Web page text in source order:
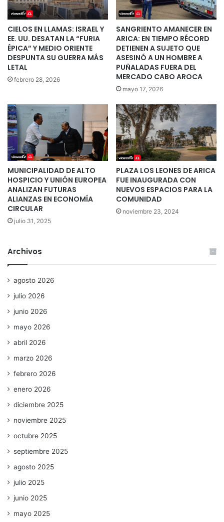
CIELOS EN LLAMAS: ISRAEL Y
EE. UU. DESATAN LA “FURIA
ÉPICA” Y MEDIO ORIENTE
DESPUNTA SU GUERRA MÁS
LETAL
febrero 28, 2026
SANGRIENTO AMANECER EN
ARICA: EN TIEMPO RÉCORD
DETIENEN A SUJETO QUE
ASESINÓ A UN HOMBRE A
PUÑALADAS FUERA DEL
MERCADO CABO AROCA
mayo 17, 2026
MUNICIPALIDAD DE ALTO
HOSPICIO Y UNIÓN EUROPEA
ANALIZAN FUTURAS
ALIANZAS EN ECONOMÍA
CIRCULAR
julio 31, 2025
PLAZA LOS LEONES DE ARICA
FUE INAUGURADA CON
NUEVOS ESPACIOS PARA LA
COMUNIDAD
noviembre 23, 2024
Archivos
agosto 2026
julio 2026
junio 2026
mayo 2026
abril 2026
marzo 2026
febrero 2026
enero 2026
diciembre 2025
noviembre 2025
octubre 2025
septiembre 2025
agosto 2025
julio 2025
junio 2025
mayo 2025